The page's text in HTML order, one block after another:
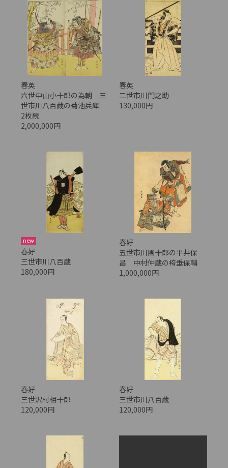
春英
六世中山小十郎の為朝 三
世市川八百蔵の菊池兵庫
2枚続
2,000,000円
春英
二世市川門之助
130,000円
new
春好
三世市川八百蔵
180,000円
春好
五世市川團十郎の平井保
昌 中村仲蔵の袴垂保輔
1,000,000円
春好
三世沢村相十郎
120,000円
春好
三世市川八百蔵
120,000円